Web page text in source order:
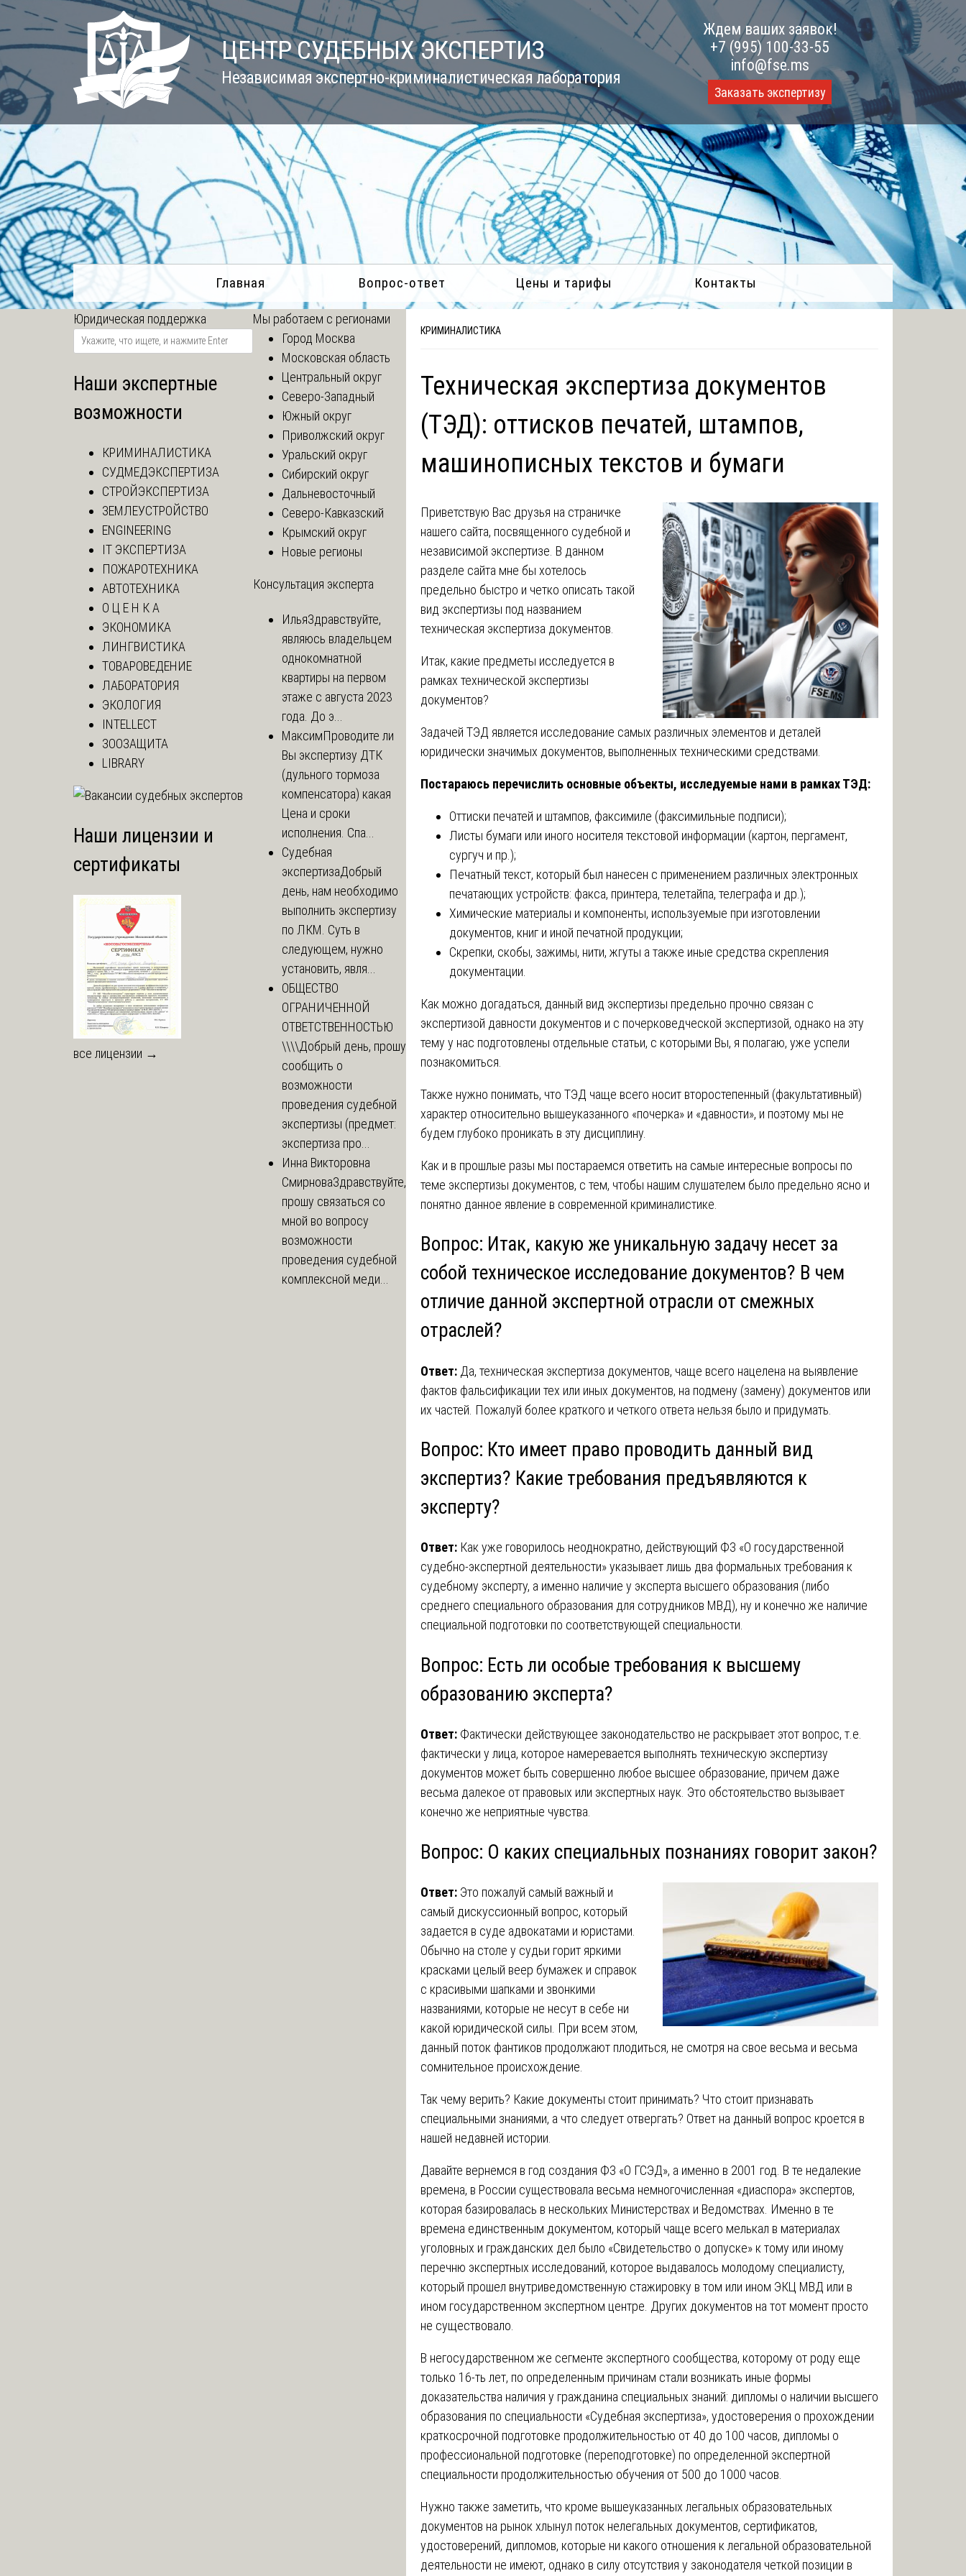
Skip
to
content
ЦЕНТР СУДЕБНЫХ ЭКСПЕРТИЗ
Независимая экспертно-криминалистическая лаборатория
Ждем ваших заявок!
+7 (995) 100-33-55
info@fse.ms
Заказать экспертизу
Главная Вопрос-ответ Цены и тарифы Контакты
КРИМИНАЛИСТИКА
Техническая экспертиза документов
(ТЭД): оттисков печатей, штампов,
машинописных текстов и бумаги
Приветствую Вас друзья на страничке
нашего сайта, посвященного судебной и
независимой экспертизе. В данном
разделе сайта мне бы хотелось
предельно быстро и четко описать такой
вид экспертизы под названием
техническая экспертиза документов.
Итак, какие предметы исследуется в
рамках технической экспертизы
документов?
Задачей ТЭД является исследование самых различных элементов и деталей
юридически значимых документов, выполненных техническими средствами.
Постараюсь перечислить основные объекты, исследуемые нами в рамках ТЭД:
Оттиски печатей и штампов, факсимиле (факсимильные подписи);
Листы бумаги или иного носителя текстовой информации (картон, пергамент,
сургуч и пр.);
Печатный текст, который был нанесен с применением различных электронных
печатающих устройств: факса, принтера, телетайпа, телеграфа и др.);
Химические материалы и компоненты, используемые при изготовлении
документов, книг и иной печатной продукции;
Скрепки, скобы, зажимы, нити, жгуты а также иные средства скрепления
документации.
Как можно догадаться, данный вид экспертизы предельно прочно связан с
экспертизой давности документов и с почерковедческой экспертизой, однако на эту
тему у нас подготовлены отдельные статьи, с которыми Вы, я полагаю, уже успели
познакомиться.
Также нужно понимать, что ТЭД чаще всего носит второстепенный (факультативный)
характер относительно вышеуказанного «почерка» и «давности», и поэтому мы не
будем глубоко проникать в эту дисциплину.
Как и в прошлые разы мы постараемся ответить на самые интересные вопросы по
теме экспертизы документов, с тем, чтобы нашим слушателем было предельно ясно и
понятно данное явление в современной криминалистике.
Вопрос: Итак, какую же уникальную задачу несет за
собой техническое исследование документов? В чем
отличие данной экспертной отрасли от смежных
отраслей?
Ответ: Да, техническая экспертиза документов, чаще всего нацелена на выявление
фактов фальсификации тех или иных документов, на подмену (замену) документов или
их частей. Пожалуй более краткого и четкого ответа нельзя было и придумать.
Вопрос: Кто имеет право проводить данный вид
экспертиз? Какие требования предъявляются к
эксперту?
Ответ: Как уже говорилось неоднократно, действующий ФЗ «О государственной
судебно-экспертной деятельности» указывает лишь два формальных требования к
судебному эксперту, а именно наличие у эксперта высшего образования (либо
среднего специального образования для сотрудников МВД), ну и конечно же наличие
специальной подготовки по соответствующей специальности.
Вопрос: Есть ли особые требования к высшему
образованию эксперта?
Ответ: Фактически действующее законодательство не раскрывает этот вопрос, т.е.
фактически у лица, которое намеревается выполнять техническую экспертизу
документов может быть совершенно любое высшее образование, причем даже
весьма далекое от правовых или экспертных наук. Это обстоятельство вызывает
конечно же неприятные чувства.
Вопрос: О каких специальных познаниях говорит закон?
Ответ: Это пожалуй самый важный и
самый дискуссионный вопрос, который
задается в суде адвокатами и юристами.
Обычно на столе у судьи горит яркими
красками целый веер бумажек и справок
с красивыми шапками и звонкими
названиями, которые не несут в себе ни
какой юридической силы. При всем этом,
данный поток фантиков продолжают плодиться, не смотря на свое весьма и весьма
сомнительное происхождение.
Так чему верить? Какие документы стоит принимать? Что стоит признавать
специальными знаниями, а что следует отвергать? Ответ на данный вопрос кроется в
нашей недавней истории.
Давайте вернемся в год создания ФЗ «О ГСЭД», а именно в 2001 год. В те недалекие
времена, в России существовала весьма немногочисленная «диаспора» экспертов,
которая базировалась в нескольких Министерствах и Ведомствах. Именно в те
времена единственным документом, который чаще всего мелькал в материалах
уголовных и гражданских дел было «Свидетельство о допуске» к тому или иному
перечню экспертных исследований, которое выдавалось молодому специалисту,
который прошел внутриведомственную стажировку в том или ином ЭКЦ МВД или в
ином государственном экспертном центре. Других документов на тот момент просто
не существовало.
В негосударственном же сегменте экспертного сообщества, которому от роду еще
только 16-ть лет, по определенным причинам стали возникать иные формы
доказательства наличия у гражданина специальных знаний: дипломы о наличии высшего
образования по специальности «Судебная экспертиза», удостоверения о прохождении
краткосрочной подготовке продолжительностью от 40 до 100 часов, дипломы о
профессиональной подготовке (переподготовке) по определенной экспертной
специальности продолжительностью обучения от 500 до 1000 часов.
Нужно также заметить, что кроме вышеуказанных легальных образовательных
документов на рынок хлынул поток нелегальных документов, сертификатов,
удостоверений, дипломов, которые ни какого отношения к легальной образовательной
деятельности не имеют, однако в силу отсутствия у законодателя четкой позиции в
Юридическая поддержка
Наши экспертные
возможности
КРИМИНАЛИСТИКА
СУДМЕДЭКСПЕРТИЗА
СТРОЙЭКСПЕРТИЗА
ЗЕМЛЕУСТРОЙСТВО
ENGINEERING
IT ЭКСПЕРТИЗА
ПОЖАРОТЕХНИКА
АВТОТЕХНИКА
О Ц Е Н К А
ЭКОНОМИКА
ЛИНГВИСТИКА
ТОВАРОВЕДЕНИЕ
ЛАБОРАТОРИЯ
ЭКОЛОГИЯ
INTELLECT
ЗООЗАЩИТА
LIBRARY
Наши лицензии и
сертификаты
все лицензии →
Мы работаем с регионами
Город Москва
Московская область
Центральный округ
Северо-Западный
Южный округ
Приволжский округ
Уральский округ
Сибирский округ
Дальневосточный
Северо-Кавказский
Крымский округ
Новые регионы
Консультация эксперта
ИльяЗдравствуйте,
являюсь владельцем
однокомнатной
квартиры на первом
этаже с августа 2023
года. До э...
МаксимПроводите ли
Вы экспертизу ДТК
(дульного тормоза
компенсатора) какая
Цена и сроки
исполнения. Спа...
Судебная
экспертизаДобрый
день, нам необходимо
выполнить экспертизу
по ЛКМ. Суть в
следующем, нужно
установить, явля...
ОБЩЕСТВО
ОГРАНИЧЕННОЙ
ОТВЕТСТВЕННОСТЬЮ
\\\\Добрый день, прошу
сообщить о
возможности
проведения судебной
экспертизы (предмет:
экспертиза про...
Инна Викторовна
СмирноваЗдравствуйте,
прошу связаться со
мной во вопросу
возможности
проведения судебной
комплексной меди...